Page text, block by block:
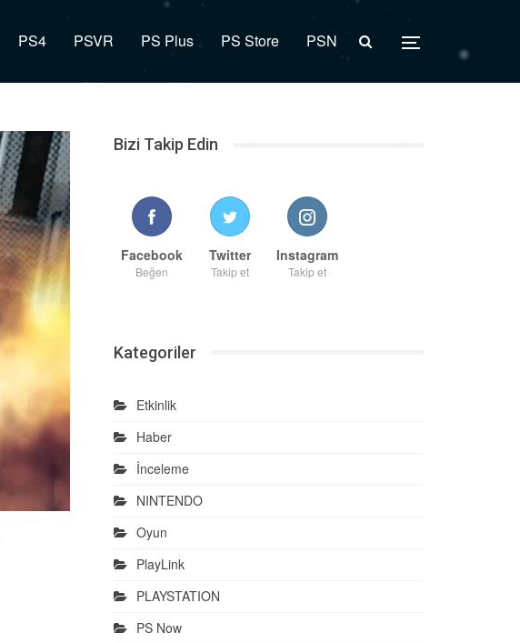
PS4 PSVR PS Plus PS Store PSN
Bizi Takip Edin
Facebook
Beğen
Twitter
Takip et
Instagram
Takip et
Kategoriler
Etkinlik
Haber
İnceleme
NINTENDO
Oyun
PlayLink
PLAYSTATION
PS Now